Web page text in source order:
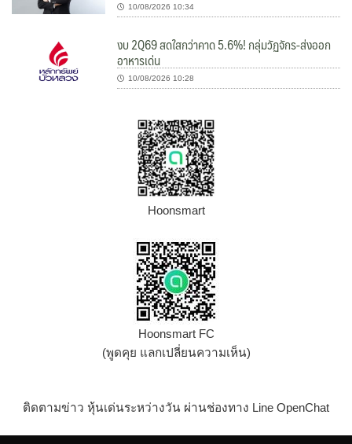
10/08/2026 10:34
งบ 2Q69 สดใสกว่าคาด 5.6%! กลุ่มวัฏจักร-ส่งออก
อาหารเด่น
10/08/2026 10:28
Hoonsmart
Hoonsmart FC
(พูดคุย แลกเปลี่ยนความเห็น)
ติดตามข่าว หุ้นเด่นระหว่างวัน ผ่านช่องทาง Line OpenChat